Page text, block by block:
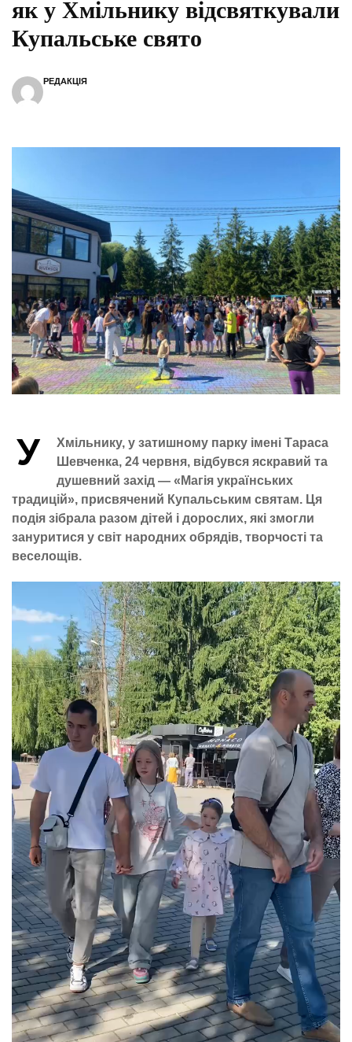
як у Хмільнику відсвяткували
Купальське свято
РЕДАКЦІЯ
У
Хмільнику, у затишному парку імені Тараса
Шевченка, 24 червня, відбувся яскравий та
душевний захід — «Магія українських
традицій», присвячений Купальським святам. Ця
подія зібрала разом дітей і дорослих, які змогли
зануритися у світ народних обрядів, творчості та
веселощів.